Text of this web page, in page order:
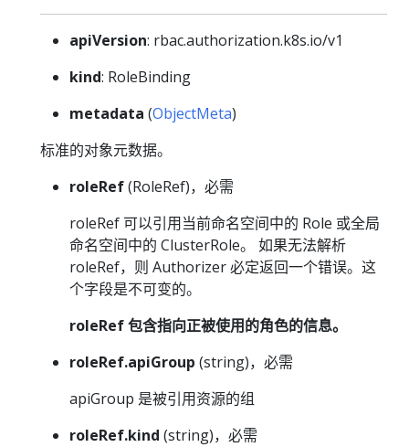
apiVersion: rbac.authorization.k8s.io/v1
kind: RoleBinding
metadata (ObjectMeta)
标准的对象元数据。
roleRef(RoleRef)，必需
roleRef 可以引用当前命名空间中的 Role 或全局
命名空间中的 ClusterRole。 如果无法解析
roleRef，则 Authorizer 必定返回一个错误。这
个字段是不可变的。
roleRef 包含指向正被使用的角色的信息。
roleRef.apiGroup (string)，必需
apiGroup 是被引用资源的组
roleRef.kind (string)，必需